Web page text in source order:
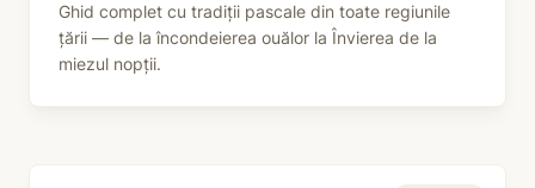
Ghid complet cu tradiții pascale din toate regiunile
țării — de la încondeierea ouălor la Învierea de la
miezul nopții.